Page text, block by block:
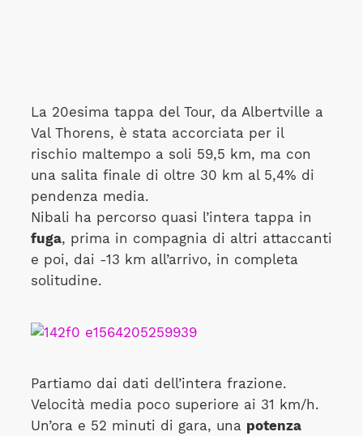
La 20esima tappa del Tour, da Albertville a
Val Thorens, è stata accorciata per il
rischio maltempo a soli 59,5 km, ma con
una salita finale di oltre 30 km al 5,4% di
pendenza media.
Nibali ha percorso quasi l’intera tappa in
fuga, prima in compagnia di altri attaccanti
e poi, dai -13 km all’arrivo, in completa
solitudine.
Partiamo dai dati dell’intera frazione.
Velocità media poco superiore ai 31 km/h.
Un’ora e 52 minuti di gara, una potenza